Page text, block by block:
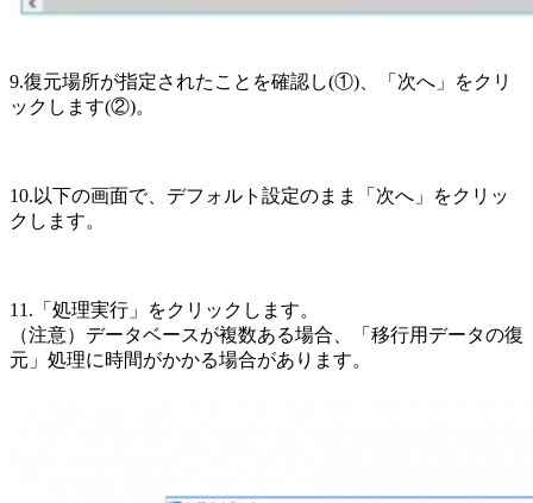
9.復元場所が指定されたことを確認し(①)、「次へ」をクリ
ックします(②)。
10.以下の画面で、デフォルト設定のまま「次へ」をクリッ
クします。
11.「処理実行」をクリックします。
（注意）データベースが複数ある場合、「移行用データの復
元」処理に時間がかかる場合があります。